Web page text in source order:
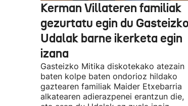
Kerman Villateren familiak
gezurtatu egin du Gasteizko
Udalak barne ikerketa egin
izana
Gasteizko Mitika diskotekako atezain
baten kolpe baten ondorioz hildako
gaztearen familiak Maider Etxebarria
alkatearen adierazpenei erantzun die,